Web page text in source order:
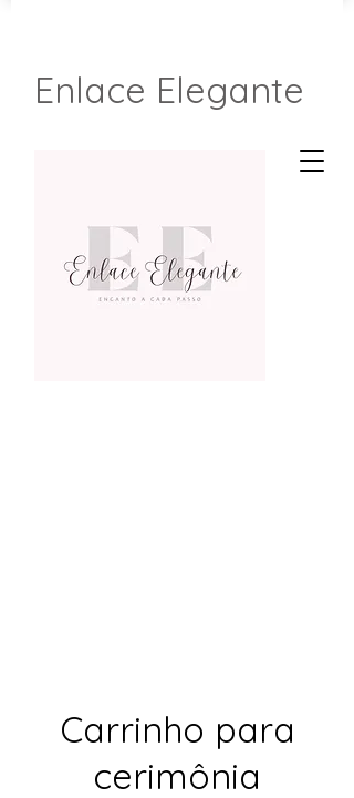
Enlace Elegante
Carrinho para
cerimônia